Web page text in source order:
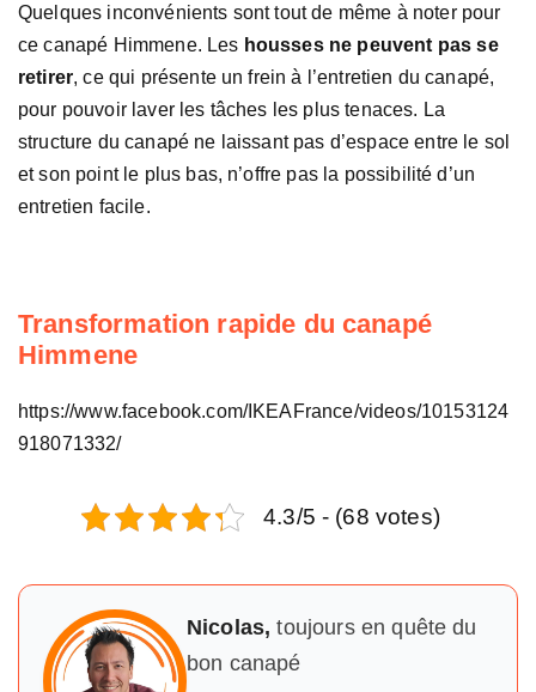
Quelques inconvénients sont tout de même à noter pour
ce canapé Himmene. Les housses ne peuvent pas se
retirer, ce qui présente un frein à l’entretien du canapé,
pour pouvoir laver les tâches les plus tenaces. La
structure du canapé ne laissant pas d’espace entre le sol
et son point le plus bas, n’offre pas la possibilité d’un
entretien facile.
Transformation rapide du canapé
Himmene
https://www.facebook.com/IKEAFrance/videos/10153124
918071332/
4.3/5 - (68 votes)
Nicolas,toujours en quête du
bon canapé